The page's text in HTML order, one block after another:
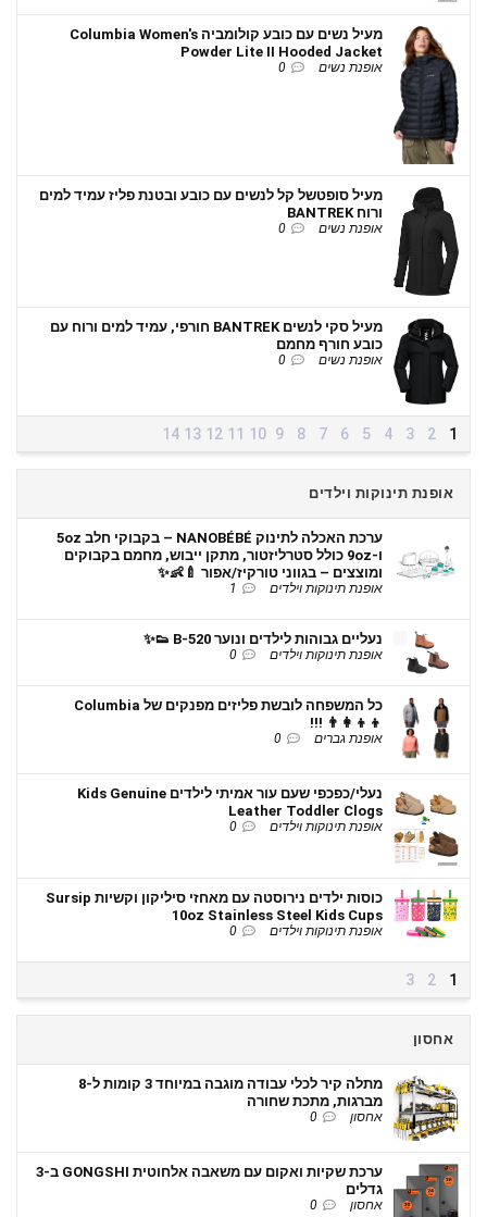
מעיל נשים עם כובע קולומביה Columbia Women's
Powder Lite II Hooded Jacket
אופנת נשים 0
מעיל סופטשל קל לנשים עם כובע ובטנת פליז עמיד למים
ורוח BANTREK
אופנת נשים 0
מעיל סקי לנשים BANTREK חורפי, עמיד למים ורוח עם
כובע חורף מחמם
אופנת נשים 0
1
2
3
4
5
6
7
8
9
10
11
12
13
14
אופנת תינוקות וילדים
ערכת האכלה לתינוק NANOBÉBÉ – בקבוקי חלב 5oz
ו-9oz כולל סטרליזטור, מתקן ייבוש, מחמם בקבוקים
ומוצצים – בגווני טורקיז/אפור 🍼👶✨
אופנת תינוקות וילדים 1
נעליים גבוהות לילדים ונוער B-520 👟✨
אופנת תינוקות וילדים 0
כל המשפחה לובשת פליזים מפנקים של Columbia
👨‍👩‍👦‍👦 !!!
אופנת גברים 0
נעלי/כפכפי שעם עור אמיתי לילדים Kids Genuine
Leather Toddler Clogs
אופנת תינוקות וילדים 0
כוסות ילדים נירוסטה עם מאחזי סיליקון וקשיות Sursip
10oz Stainless Steel Kids Cups
אופנת תינוקות וילדים 0
1
2
3
אחסון
מתלה קיר לכלי עבודה מוגבה במיוחד 3 קומות ל-8
מברגות, מתכת שחורה
אחסון 0
ערכת שקיות ואקום עם משאבה אלחוטית GONGSHI ב-3
גדלים
אחסון 0